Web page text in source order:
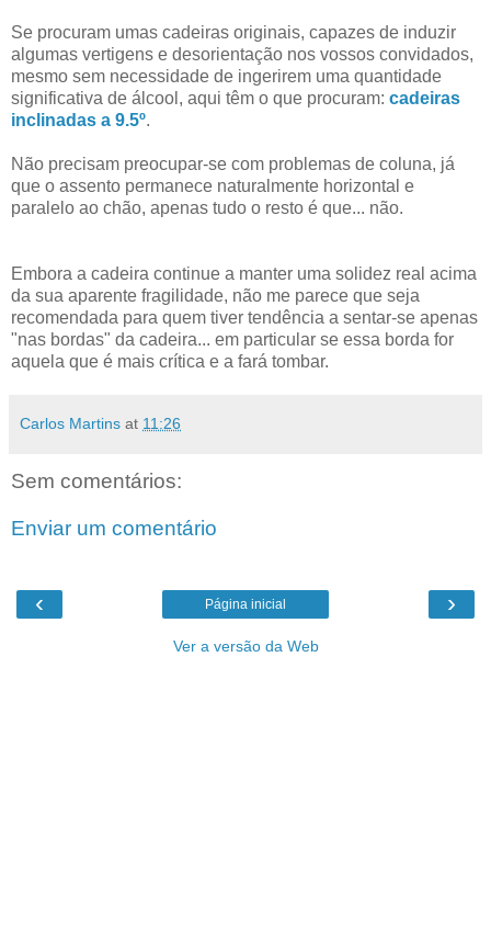
Se procuram umas cadeiras originais, capazes de induzir
algumas vertigens e desorientação nos vossos convidados,
mesmo sem necessidade de ingerirem uma quantidade
significativa de álcool, aqui têm o que procuram: cadeiras
inclinadas a 9.5º.
Não precisam preocupar-se com problemas de coluna, já
que o assento permanece naturalmente horizontal e
paralelo ao chão, apenas tudo o resto é que... não.
Embora a cadeira continue a manter uma solidez real acima
da sua aparente fragilidade, não me parece que seja
recomendada para quem tiver tendência a sentar-se apenas
"nas bordas" da cadeira... em particular se essa borda for
aquela que é mais crítica e a fará tombar.
Carlos Martins at 11:26
Sem comentários:
Enviar um comentário
‹ ›
Página inicial
Ver a versão da Web